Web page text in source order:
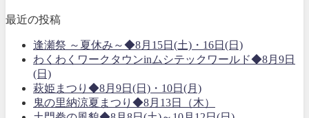
最近の投稿
逢瀬祭 ～夏休み～◆8月15日(土)・16日(日)
わくわくワークタウンinムシテックワールド◆8月9日
(日)
萩姫まつり◆8月9日(日)・10日(月)
鬼の里納涼夏まつり◆8月13日（木）